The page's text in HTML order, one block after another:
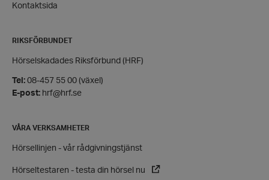
Kontaktsida
RIKSFÖRBUNDET
Hörselskadades Riksförbund (HRF)
Tel: 08-457 55 00 (växel)
E-post: hrf@hrf.se
VÅRA VERKSAMHETER
Hörsellinjen - vår rådgivningstjänst
Hörseltestaren - testa din hörsel nu
VISITOR_PRIVACY_METADATA